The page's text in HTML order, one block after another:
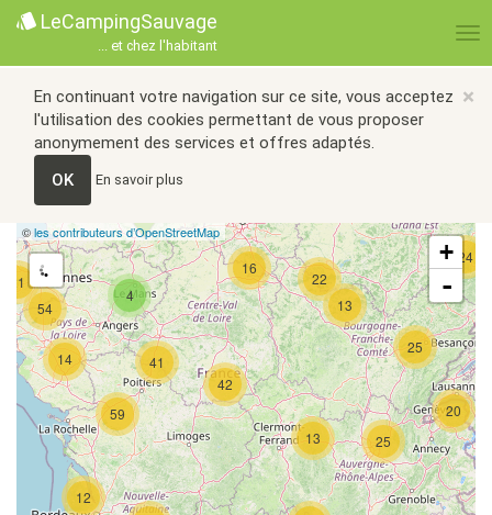
LeCampingSauvage
... et chez l'habitant
×
En continuant votre navigation sur ce site, vous acceptez
l'utilisation des cookies permettant de vous proposer
anonymement des services et offres adaptés.
OK
En savoir plus
4
13
25
22
42
54
59
13
16
14
25
20
24
21
41
12
©les contributeurs d’OpenStreetMap
+
-